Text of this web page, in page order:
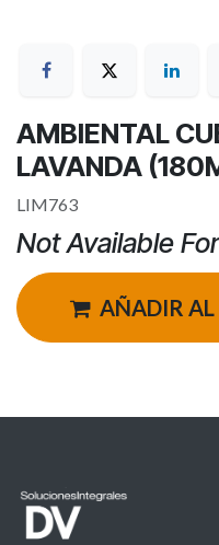
AMBIENTAL
LAVANDA
LIM763
Not Available
AÑADIR